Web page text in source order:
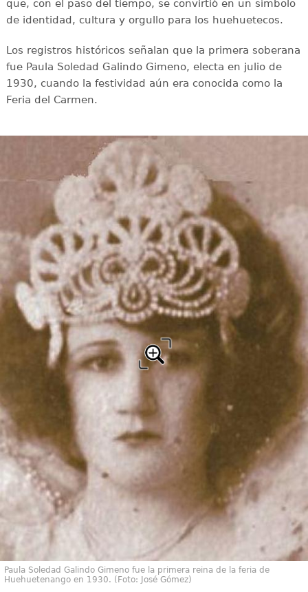
que, con el paso del tiempo, se convirtió en un símbolo
de identidad, cultura y orgullo para los huehuetecos.
Los registros históricos señalan que la primera soberana
fue Paula Soledad Galindo Gimeno, electa en julio de
1930, cuando la festividad aún era conocida como la
Feria del Carmen.
Paula Soledad Galindo Gimeno fue la primera reina de la feria de
Huehuetenango en 1930. (Foto: José Gómez)